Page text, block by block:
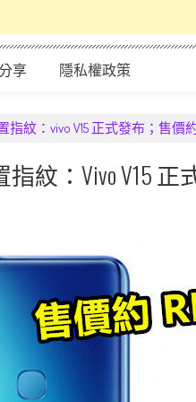
享 隱私權政策
紋：vivo V15 正式發布；售價約
紋：vivo V15 正